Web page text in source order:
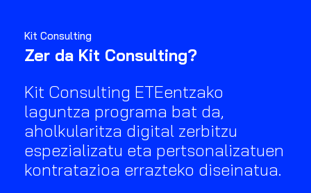
Kit Consulting
Zer da Kit Consulting?
Kit Consulting ETEentzako
laguntza programa bat da,
aholkularitza digital zerbitzu
espezializatu eta pertsonalizatuen
kontratazioa errazteko diseinatua.